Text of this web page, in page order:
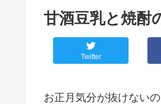
甘酒豆乳と焼酎
Twitter
お正月気分が抜けない